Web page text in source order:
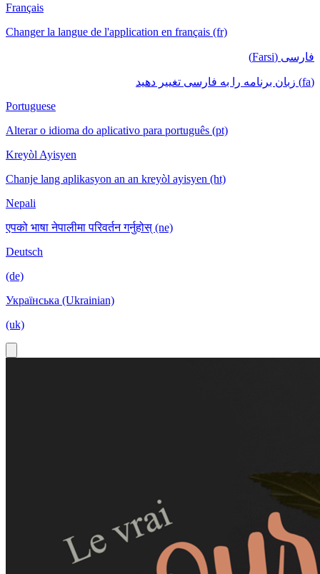
Français
Changer la langue de l'application en français (fr)
فارسی (Farsi)
(fa) زبان برنامه را به فارسی تغییر دهید
Portuguese
Alterar o idioma do aplicativo para português (pt)
Kreyòl Ayisyen
Chanje lang aplikasyon an an kreyòl ayisyen (ht)
Nepali
एपको भाषा नेपालीमा परिवर्तन गर्नुहोस् (ne)
Deutsch
(de)
Українська (Ukrainian)
(uk)